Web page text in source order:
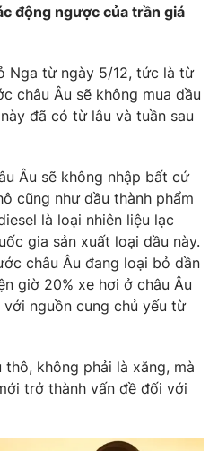
động ngược của trần giá
Nga từ ngày 5/12, tức là từ
châu Âu sẽ không mua dầu
đã có từ lâu và tuần sau
Âu sẽ không nhập bất cứ
cũng như dầu thành phẩm
là loại nhiên liệu lạc
gia sản xuất loại dầu này.
châu Âu đang loại bỏ dần
giờ 20% xe hơi ở châu Âu
nguồn cung chủ yếu từ
không phải là xăng, mà
trở thành vấn đề đối với